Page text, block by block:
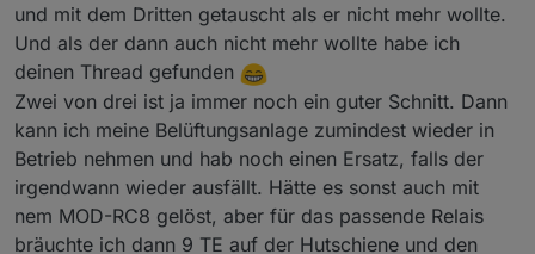
und mit dem Dritten getauscht als er nicht mehr wollte.
Und als der dann auch nicht mehr wollte habe ich
deinen Thread gefunden
Zwei von drei ist ja immer noch ein guter Schnitt. Dann
kann ich meine Belüftungsanlage zumindest wieder in
Betrieb nehmen und hab noch einen Ersatz, falls der
irgendwann wieder ausfällt. Hätte es sonst auch mit
nem MOD-RC8 gelöst, aber für das passende Relais
bräuchte ich dann 9 TE auf der Hutschiene und den